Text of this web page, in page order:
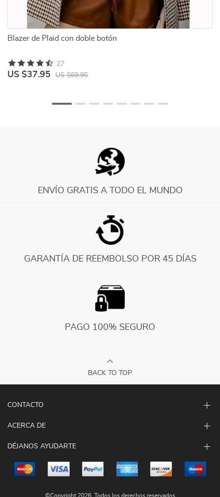
Blazer de Plaid con doble botón
US $37.95 US $69.95
27
ENVÍO GRATIS A TODO EL MUNDO
GARANTÍA DE REEMBOLSO POR 45 DÍAS
PAGO 100% SEGURO
BACK TO TOP
CONTACTO
©Copyright 2026. Todos los derechos reservados
ACERCA DE
DÉJANOS AYUDARTE